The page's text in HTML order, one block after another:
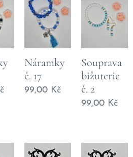
Náramky
č. 17
99,00 Kč
Souprava
bižuterie
č. 2
99,00 Kč